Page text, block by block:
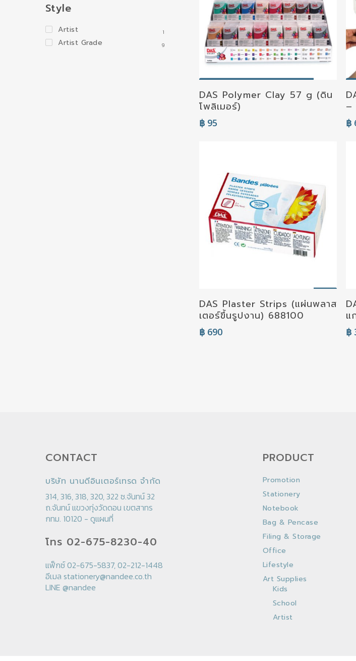
Style
Artist 1
Artist Grade 9
Select Options
DAS Polymer Clay 57 g (ดิน
โพลิเมอร์)
฿ 95
–
฿
Add To Cart
DAS Plaster Strips (แผ่นพลาส
เตอร์ขึ้นรูปงาน) 688100
฿ 690
แ
฿
CONTACT
บริษัท นานดีอินเตอร์เทรด จำกัด
314, 316, 318, 320, 322 ซ.จันทน์ 32
ถ.จันทน์ แขวงทุ่งวัดดอน เขตสาทร
กทม. 10120 - ดูแผนที่
โทร 02-675-8230-40
แฟ็กซ์ 02-675-5837, 02-212-1448
อีเมล stationery@nandee.co.th
LINE @nandee
PRODUCT
Promotion
Stationery
Notebook
Bag & Pencase
Filing & Storage
Office
Lifestyle
Art Supplies
Kids
School
Artist